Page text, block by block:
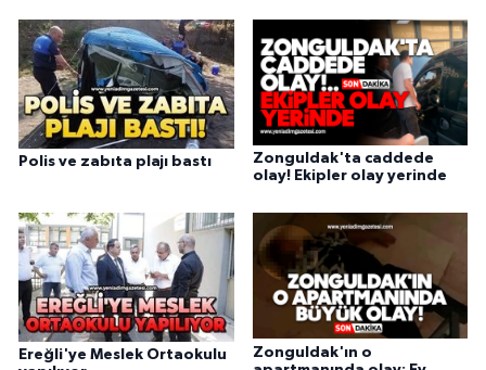
Polis ve zabıta plajı bastı
Zonguldak'ta caddede
olay! Ekipler olay yerinde
Ereğli'ye Meslek Ortaokulu
Zonguldak'ın o